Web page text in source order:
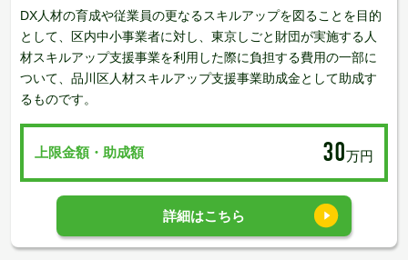
DX人材の育成や従業員の更なるスキルアップを図ることを目的
として、区内中小事業者に対し、東京しごと財団が実施する人
材スキルアップ支援事業を利用した際に負担する費用の一部に
ついて、品川区人材スキルアップ支援事業助成金として助成す
るものです。
上限金額・助成額 30万円
詳細はこちら